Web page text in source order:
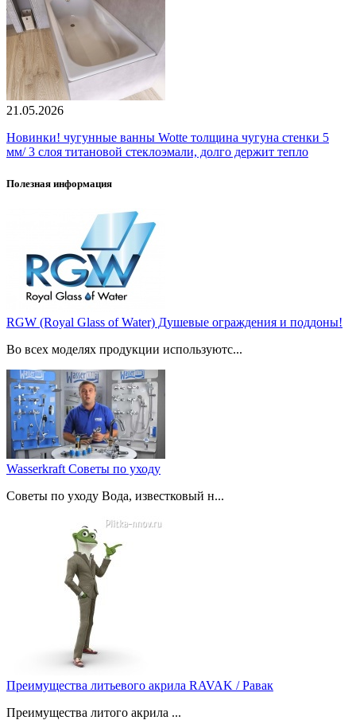
21.05.2026
Новинки! чугунные ванны Wotte толщина чугуна стенки 5
мм/ 3 слоя титановой стеклоэмали, долго держит тепло
Полезная информация
RGW (Royal Glass of Water) Душевые ограждения и поддоны!
Во всех моделях продукции используютс...
Wasserkraft Советы по уходу
Советы по уходу Вода, известковый н...
Преимущества литьевого акрила RAVAK / Равак
Преимущества литого акрила ...